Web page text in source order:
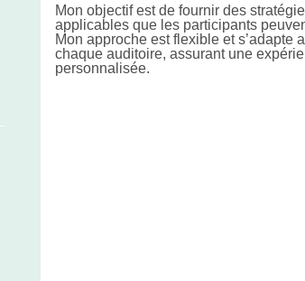
Mon objectif est de fournir des
applicables que les participants
Mon approche est flexible et s’adapte
chaque auditoire, assurant une
personnalisée.